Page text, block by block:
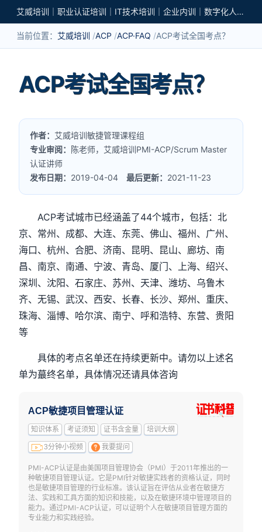
艾威培训｜职业认证培训｜IT技术培训｜企业内训｜数字化人才培养
当前位置： 艾威培训 ACP ACP·FAQ ACP考试全国考点？
ACP考试全国考点？
作者： 艾威培训敏捷管理课程组
专业审阅： 陈老师，艾威培训PMI-ACP/Scrum Master
认证讲师
发布日期： 2019-04-04最后更新： 2021-11-23
ACP考试城市已经涵盖了44个城市，包括：北
京、常州、成都、大连、东莞、佛山、福州、广州、
海口、杭州、合肥、济南、昆明、昆山、廊坊、南
昌、南京、南通、宁波、青岛、厦门、上海、绍兴、
深圳、沈阳、石家庄、苏州、天津、潍坊、乌鲁木
齐、无锡、武汉、西安、长春、长沙、郑州、重庆、
珠海、淄博、哈尔滨、南宁、呼和浩特、东营、贵阳
等
具体的考点名单还在持续更新中。请勿以上述名
单为蕞终名单，具体情况还请具体咨询
ACP敏捷项目管理认证
知识体系 考证须知 证书含金量 培训大纲
3分钟小视频 我要提问
PMI-ACP认证是由美国项目管理协会（PMI）于2011年推出的一
种敏捷项目管理认证。它是PMI针对敏捷实践者的资格认证，同时
也是敏捷项目管理的行业标准。该认证旨在评估从业者在敏捷方
法、实践和工具方面的知识和技能，以及在敏捷环境中管理项目的
能力。通过PMI-ACP认证，可以证明个人在敏捷项目管理方面的
专业能力和实践经验。